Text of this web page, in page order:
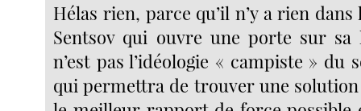
Hélas rien, parce qu’il n’y a rien dans
Sentsov qui ouvre une porte sur sa
n’est pas l’idéologie « campiste » du
qui permettra de trouver une